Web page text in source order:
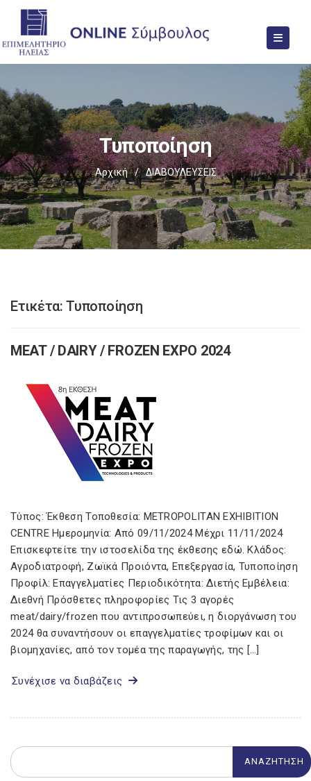
Τυποποίηση
Αρχική / ΔΙΑΒΟΥΛΕΥΣΕΙΣ
Ετικέτα:Τυποποίηση
MEAT / DAIRY / FROZEN EXPO 2024
Τύπος: Έκθεση Τοποθεσία: METROPOLITAN EXHIBITION
CENTRE Ημερομηνία: Από 09/11/2024 Μέχρι 11/11/2024
Επισκεφτείτε την ιστοσελίδα της έκθεσης εδώ. Κλάδος:
Αγροδιατροφή, Ζωϊκά Προιόντα, Επεξεργασία, Τυποποίηση
Προφίλ: Επαγγελματίες Περιοδικότητα: Διετής Εμβέλεια:
Διεθνή Πρόσθετες πληροφορίες Τις 3 αγορές
meat/dairy/frozen που αντιπροσωπεύει, η διοργάνωση του
2024 θα συναντήσουν οι επαγγελματίες τροφίμων και οι
βιομηχανίες, από τον τομέα της παραγωγής, της […]
Συνέχισε να διαβάζεις